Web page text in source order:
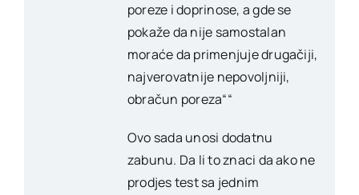
poreze i doprinose, a gde se
pokaže da nije samostalan
moraće da primenjuje drugačiji,
najverovatnije nepovoljniji,
obračun poreza““
Ovo sada unosi dodatnu
zabunu. Da li to znaci da ako ne
prodjes test sa jednim